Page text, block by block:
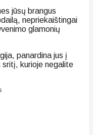
jūsų brangus
nepriekaištingai
glamonių
panardina jus į
sritį, kurioje negalite